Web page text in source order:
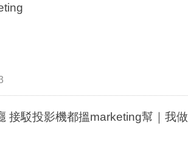
接駁投影機都搵marketing幫｜我做